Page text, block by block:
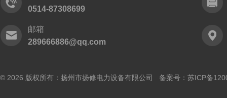
0514-87308699
邮箱
289666886@qq.com
© 2026 版权所有：扬州市扬修电力设备有限公司 备案号： 苏ICP备